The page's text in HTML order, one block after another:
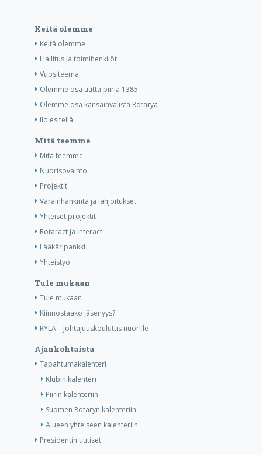
Keitä olemme
Keitä olemme
Hallitus ja toimihenkilöt
Vuositeema
Olemme osa uutta piiriä 1385
Olemme osa kansainvälistä Rotarya
Ilo esitellä
Mitä teemme
Mitä teemme
Nuorisovaihto
Projektit
Varainhankinta ja lahjoitukset
Yhteiset projektit
Rotaract ja Interact
Lääkäripankki
Yhteistyö
Tule mukaan
Tule mukaan
Kiinnostaako jäsenyys?
RYLA – Johtajuuskoulutus nuorille
Ajankohtaista
Tapahtumakalenteri
Klubin kalenteri
Piirin kalenteriin
Suomen Rotaryn kalenteriin
Alueen yhteiseen kalenteriin
Presidentin uutiset